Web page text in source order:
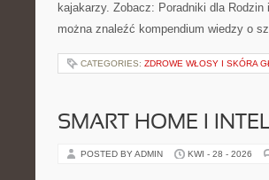
kajakarzy. Zobacz: Poradniki dla
można znaleźć kompendium wiedzy o
CATEGORIES: ZDROWE WŁOSY I SKÓRA
SMART HOME I
POSTED BY ADMIN KWI - 28 - 2026